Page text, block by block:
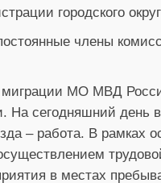
городского
члены
миграции МО МВД
На сегодняшний день
– работа. В рамках
в местах